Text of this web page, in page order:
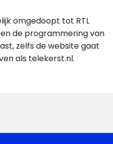
omgedoopt tot RTL
de programmering van
zelfs de website gaat
als telekerst.nl.